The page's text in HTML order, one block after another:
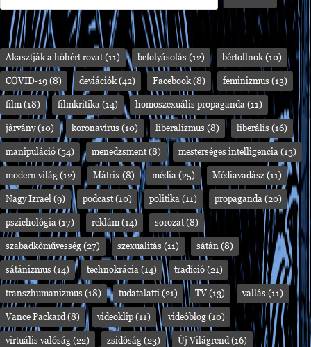
Akasztják a hóhért rovat(11) befolyásolás (12) bértollnok (10)
COVID-19 (8) deviációk (42) Facebook (8) feminizmus (13)
film(18) filmkritika (14) homoszexuális propaganda (11)
járvány(10) koronavírus (10) liberalizmus (8) liberális (16)
manipuláció (54) menedzsment(8) mesterséges intelligencia (13)
modern világ (12) Mátrix (8) média (25) Médiavadász (11)
Nagy Izrael (9) podcast(10) politika (11) propaganda (20)
pszichológia (17) reklám(14) sorozat(8)
szabadkőművesség (27) szexualitás (11) sátán (8)
sátánizmus (14) technokrácia (14) tradíció (21)
transzhumanizmus (18) tudatalatti (21) TV (13) vallás (11)
Vance Packard(8) videoklip (11) videóblog (10)
virtuális valóság (22) zsidóság (23) Új Világrend(16)